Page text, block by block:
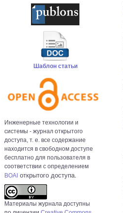
Шаблон статьи
Инженерные технологии и
системы - журнал открытого
доступа, т. е. все содержание
находится в свободном доступе
бесплатно для пользователя в
соответствии с определением
BOAI открытого доступа.
Материалы журнала доступны